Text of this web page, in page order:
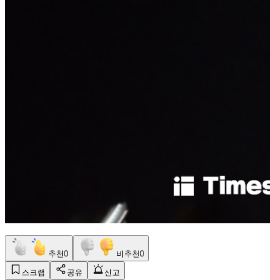
추천0 비추천0
스크랩 공유
신고